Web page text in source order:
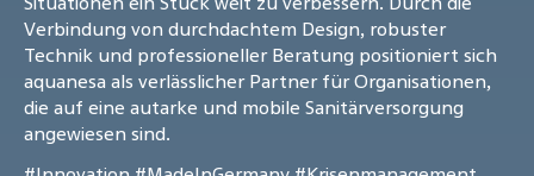
Verbindung von durchdachtem Design, robuster
Technik und professioneller Beratung positioniert sich
aquanesa als verlässlicher Partner für Organisationen,
die auf eine autarke und mobile Sanitärversorgung
angewiesen sind.